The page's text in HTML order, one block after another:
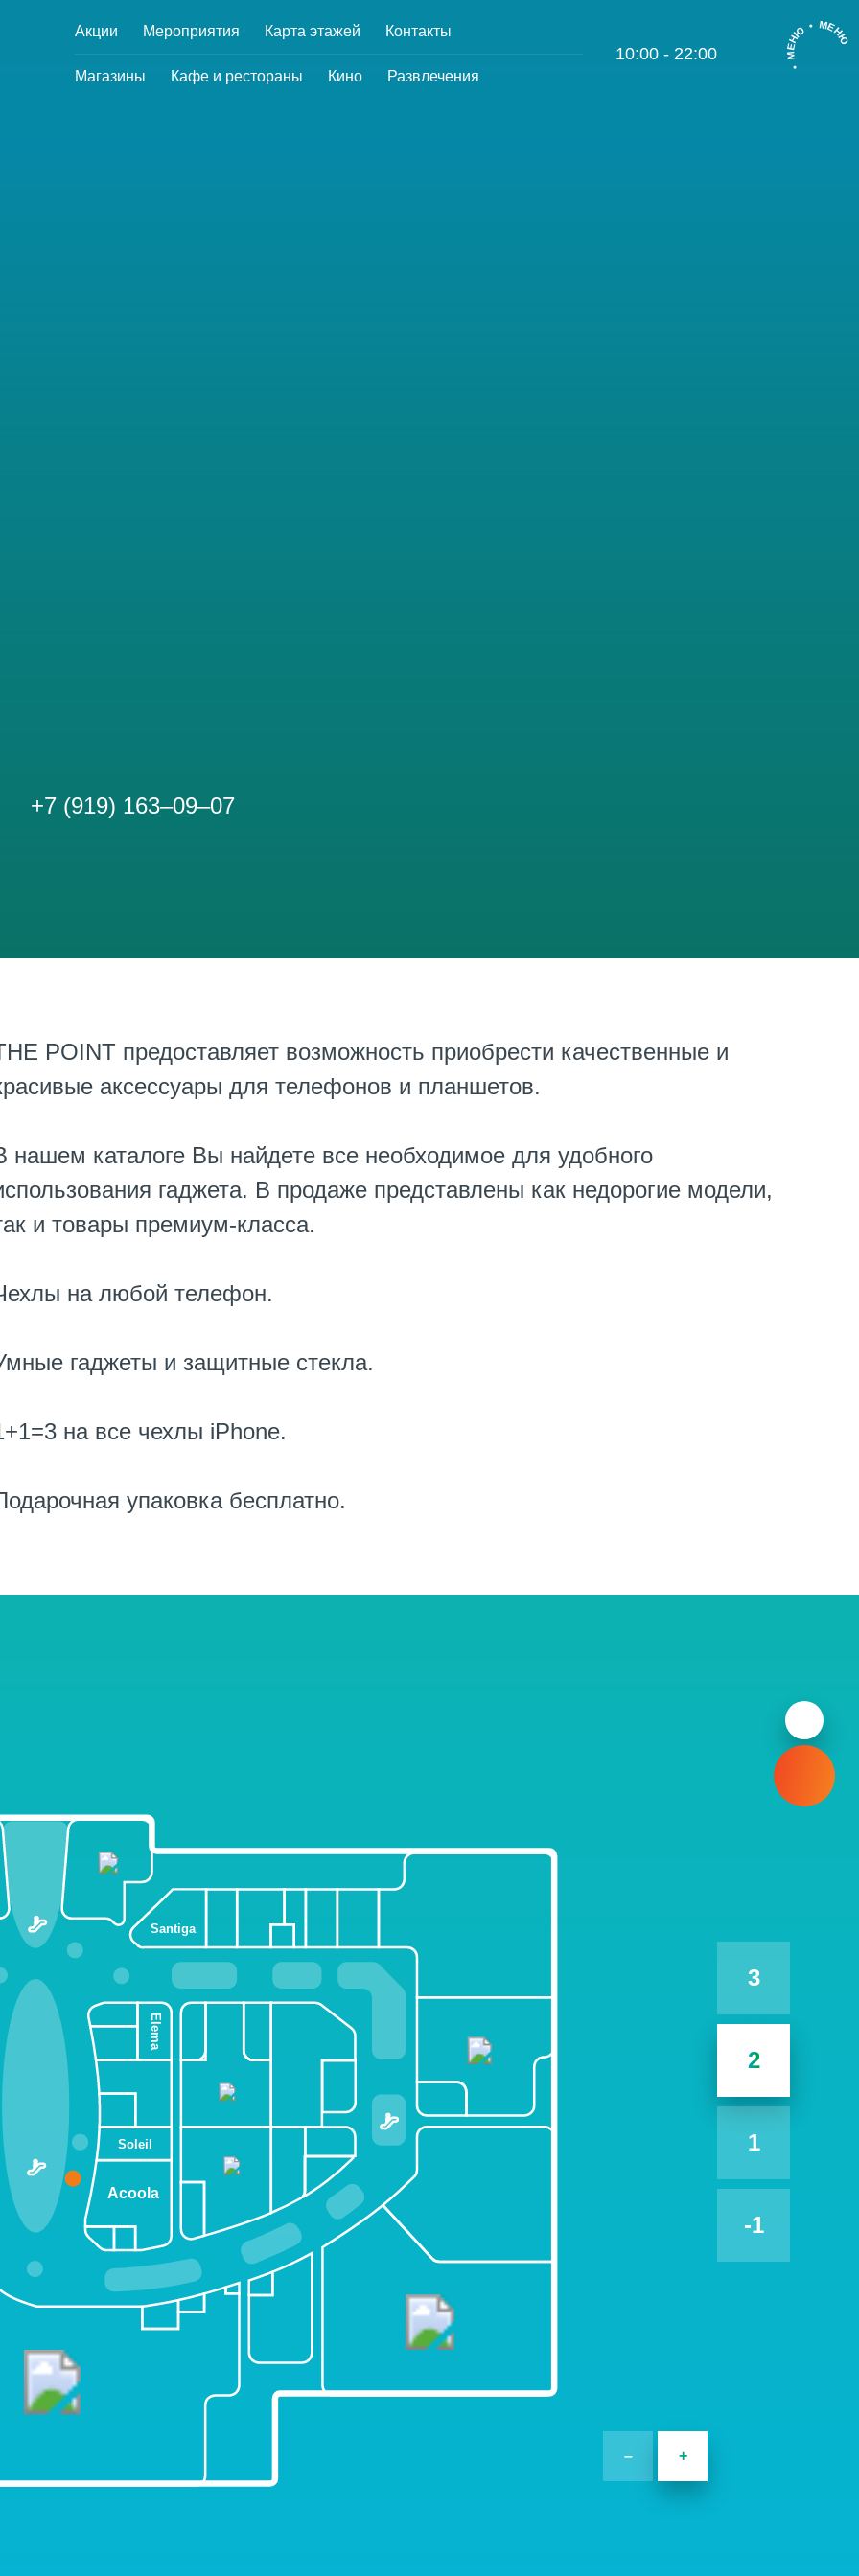
Акции Мероприятия Карта этажей Контакты
Магазины Кафе и рестораны Кино Развлечения
10:00 - 22:00 • МЕНЮ • МЕНЮ
+7 (919) 163‒09‒07
POINT предоставляет возможность приобрести качественные и
аксессуары для телефонов и планшетов.
нашем каталоге Вы найдете все необходимое для удобного
гаджета. В продаже представлены как недорогие модели,
и товары премиум-класса.
на любой телефон.
гаджеты и защитные стекла.
на все чехлы iPhone.
упаковка бесплатно.
Acoola
Soleil
Elema
Santiga
– +
3
2
1
-1